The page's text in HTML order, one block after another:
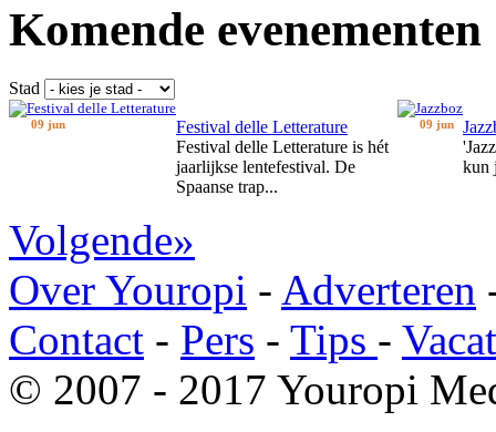
Komende evenementen
Stad
09 jun
Festival delle Letterature
Festival delle Letterature is hét
jaarlijkse lentefestival. De
Spaanse trap...
09 jun
kun
Volgende»
Over Youropi - Adverteren
Contact - Pers - Tips -
© 2007 - 2017 Youropi